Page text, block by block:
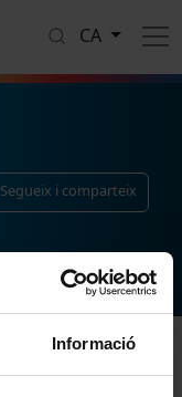
Informació
CA
Segueix i comparteix